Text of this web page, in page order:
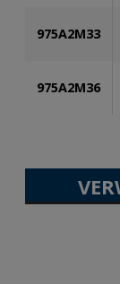
975A2M33
975A2M36